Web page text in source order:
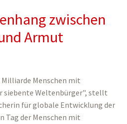
zwischen
Armut
Menschen mit
siebente Weltenbürger", stellt
für globale Entwicklung der
Tag der Menschen mit